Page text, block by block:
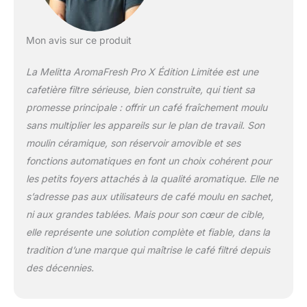
en acier inoxydable
maintien la chaleur
du café longtemps
après sa préparation
et résiste
chocs Vous pouvez
désactiver le moulin
intégré afin d'utiliser
du café moulu; vous
pouvez aussi
paramétrer la dureté
de l'eau et prolonger
Mon avis sur ce produit
La Melitta AromaFresh Pro X Édition Limitée est une
cafetière filtre sérieuse, bien construite, qui tient sa
promesse principale : offrir un café fraîchement moulu
sans multiplier les appareils sur le plan de travail. Son
moulin céramique, son réservoir amovible et ses
fonctions automatiques en font un choix cohérent pour
les petits foyers attachés à la qualité aromatique. Elle ne
s’adresse pas aux utilisateurs de café moulu en sachet,
ni aux grandes tablées. Mais pour son cœur de cible,
elle représente une solution complète et fiable, dans la
tradition d’une marque qui maîtrise le café filtré depuis
des décennies.